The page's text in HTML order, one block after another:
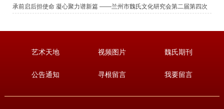
召开
承前启后担使命 凝心聚力谱新篇 ——兰州市魏氏文化研究会第二届第四次
艺术天地 视频图片 魏氏期刊
公告通知 寻根留言 我要留言